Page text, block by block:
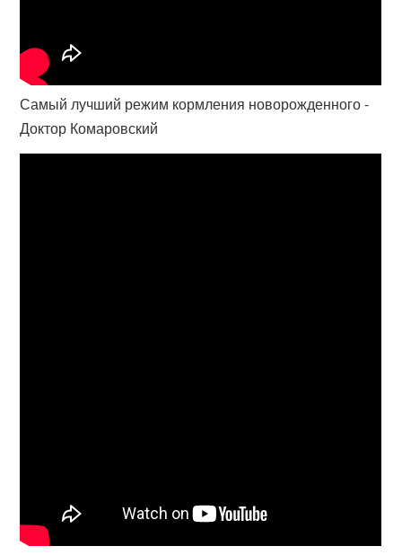
Самый лучший режим кормления новорожденного -
Доктор Комаровский